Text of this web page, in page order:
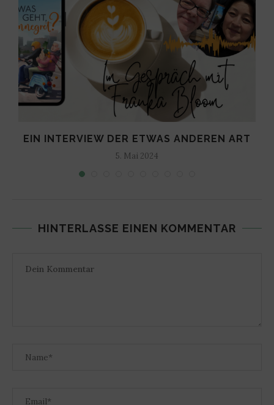
EIN INTERVIEW DER ETWAS ANDEREN ART
5. Mai 2024
HINTERLASSE EINEN KOMMENTAR